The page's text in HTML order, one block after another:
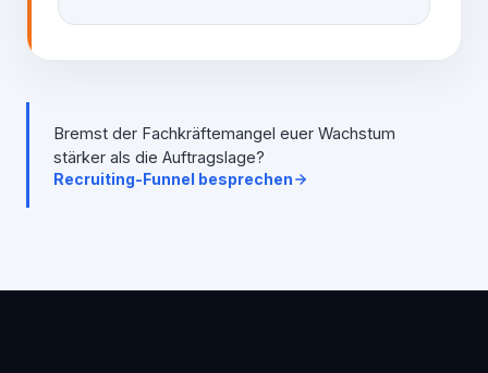
Bremst der Fachkräftemangel euer Wachstum
stärker als die Auftragslage?
Recruiting-Funnel besprechen